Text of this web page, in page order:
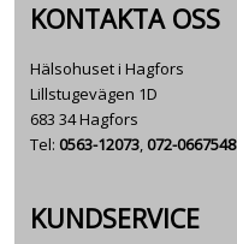
KONTAKTA OSS
Hälsohuset i Hagfors
Lillstugevägen 1D
683 34 Hagfors
Tel: 0563-12073,072-0667548
KUNDSERVICE